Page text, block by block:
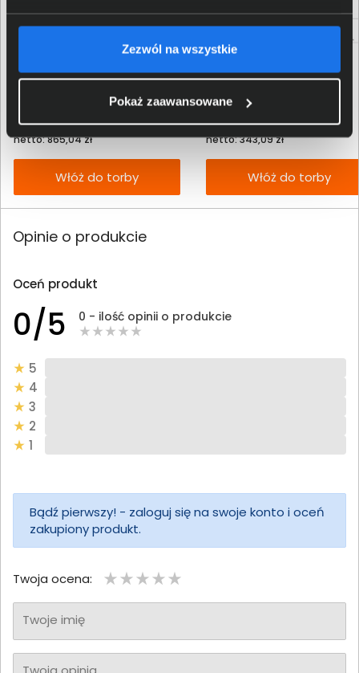
Zezwól na wszystkie
Pokaż zaawansowane
Toner HP 410X purpurowy CF413X
1 064,00 zł
netto: 865,04 zł
Włóż do torby
Toner HP 415A czarny W2030A
422,00 zł
netto: 343,09 zł
Włóż do torby
Opinie o produkcie
Oceń produkt
0/5 0 - ilość opinii o produkcie
5
4
3
2
1
Bądź pierwszy! - zaloguj się na swoje konto i oceń
zakupiony produkt.
Twoja ocena:
Twoje imię